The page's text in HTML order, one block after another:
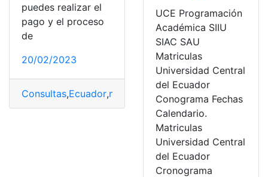
puedes realizar el
pago y el proceso
de
20/02/2023
Consultas,Ecuador,matrícula Matrícula vehicular
UCE Programación
Académica SIIU
SIAC SAU
Matriculas
Universidad Central
del Ecuador
Conograma Fechas
Calendario.
Matriculas
Universidad Central
del Ecuador
Cronograma